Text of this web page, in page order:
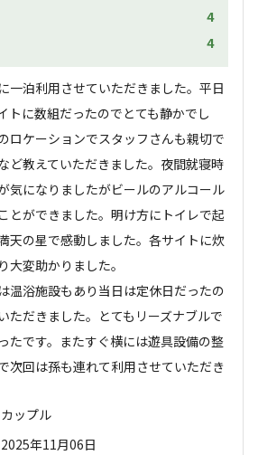
4
4
一泊利用させていただきました。平日
トに数組だったのでとても静かでし
ロケーションでスタッフさんも親切で
ど教えていただきました。夜間就寝時
気になりましたがビールのアルコール
とができました。明け方にトイレで起
天の星で感動しました。各サイトに炊
大変助かりました。
温浴施設もあり当日は定休日だったの
ただきました。とてもリーズナブルで
たです。またすぐ横には遊具設備の整
次回は孫も連れて利用させていただき
カップル
2025年11月06日